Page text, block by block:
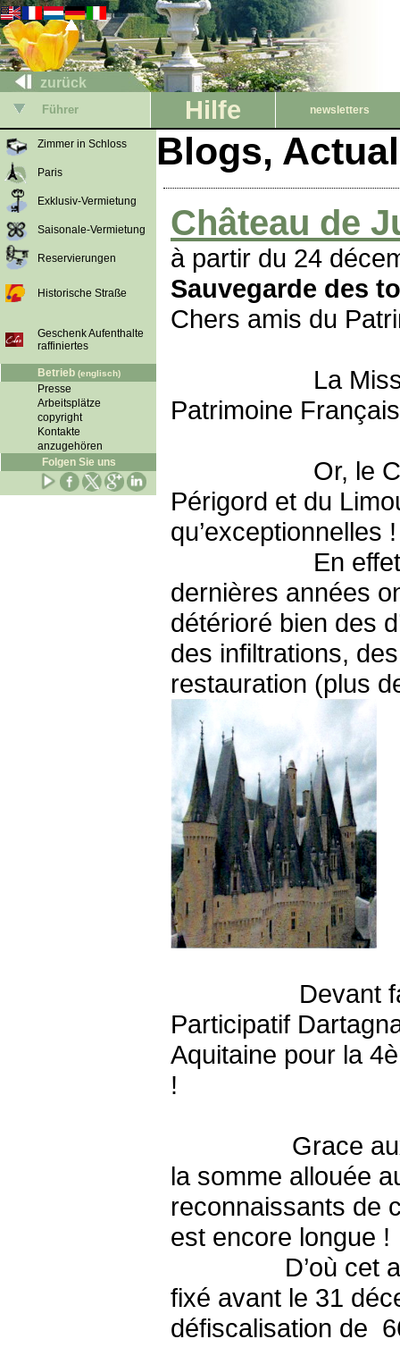
zurück
Führer Hilfe newsletters
Zimmer in Schloss
Paris
Exklusiv-Vermietung
Saisonale-Vermietung
Reservierungen
Historische Straße
Geschenk Aufenthalte
raffiniertes
Betrieb (englisch)
Presse
Arbeitsplätze
copyright
Kontakte
anzugehören
Folgen Sie uns
Blogs,
Château de
à partir du 24
Sauvegarde des
Chers amis du
La Mission
Patrimoine
Or, le Château
Périgord et du
qu’exceptionnelles !
En effet, les
dernières années
détérioré bien des
des infiltrations,
restauration (plus
Devant faire
Participatif
Aquitaine pour la
!
Grace aux
la somme allouée
reconnaissants de
est encore longue !
D’où cet appel
fixé avant le 31
défiscalisation de